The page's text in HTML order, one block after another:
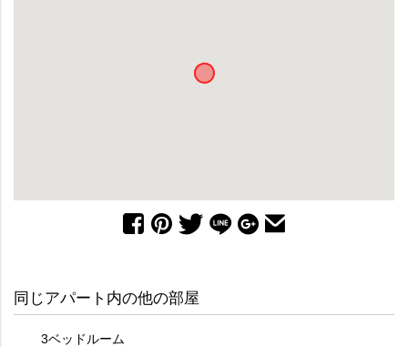
同じアパート内の他の部屋
3ベッドルーム